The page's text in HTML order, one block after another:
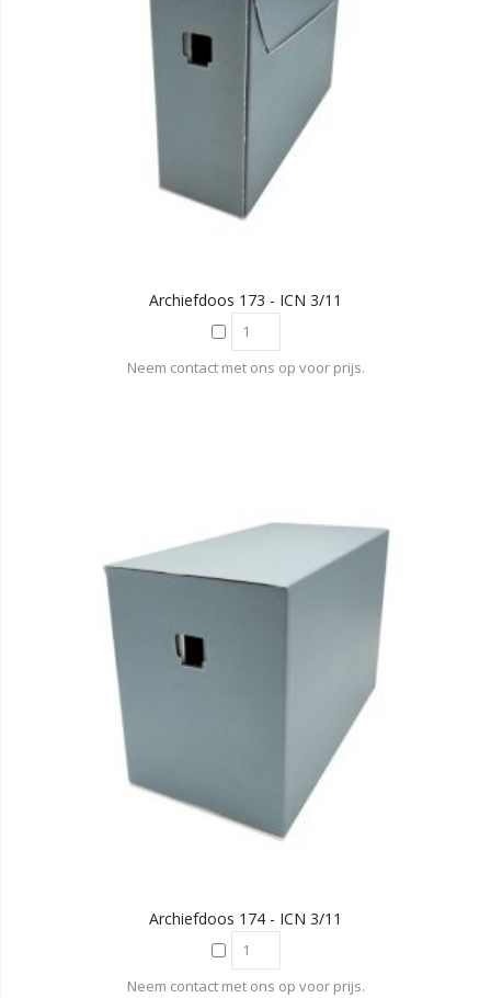
Archiefdoos 173 - ICN 3/11
Neem contact met ons op voor prijs.
Archiefdoos 174 - ICN 3/11
Neem contact met ons op voor prijs.